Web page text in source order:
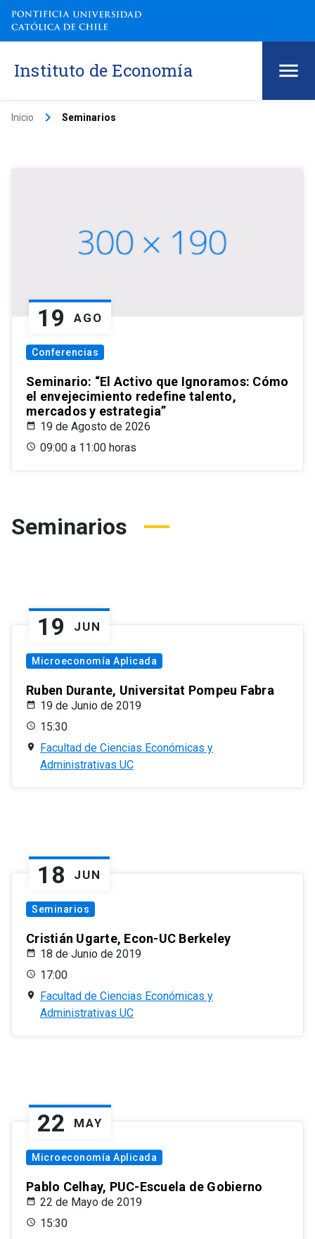
Instituto de Economía
Inicio keyboard_arrow_right Seminarios
19 AGO
Conferencias
Seminario: “El Activo que Ignoramos: Cómo
el envejecimiento redefine talento,
mercados y estrategia”
19 de Agosto de 2026
09:00 a 11:00 horas
Seminarios
19 JUN
Microeconomía Aplicada
Ruben Durante, Universitat Pompeu Fabra
19 de Junio de 2019
15:30
Facultad de Ciencias Económicas y
Administrativas UC
18 JUN
Seminarios
Cristián Ugarte, Econ-UC Berkeley
18 de Junio de 2019
17:00
Facultad de Ciencias Económicas y
Administrativas UC
22 MAY
Microeconomía Aplicada
Pablo Celhay, PUC-Escuela de Gobierno
22 de Mayo de 2019
15:30